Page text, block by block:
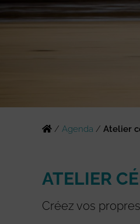
/ Agenda / Atelier
ATELIER
Créez vos